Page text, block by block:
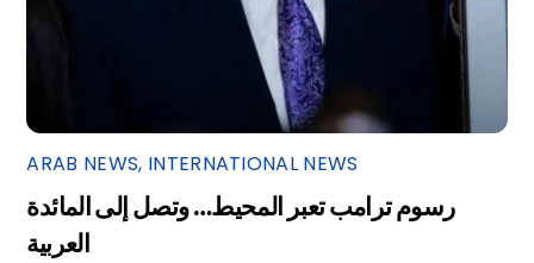
ARAB NEWS, INTERNATIONAL NEWS
رسوم ترامب تعبر المحيط… وتصل إلى المائدة
العربية